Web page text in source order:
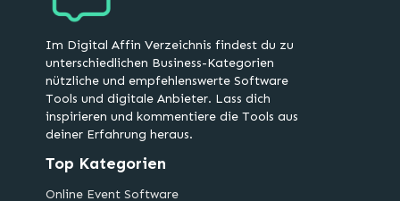
Im Digital Affin Verzeichnis findest du zu
unterschiedlichen Business-Kategorien
nützliche und empfehlenswerte Software
Tools und digitale Anbieter. Lass dich
inspirieren und kommentiere die Tools aus
deiner Erfahrung heraus.
Top Kategorien
Online Event Software